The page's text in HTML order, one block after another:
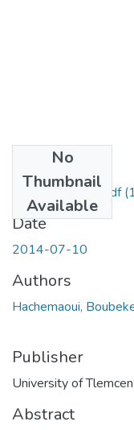
No
Thumbnail
Available
HACHEMAOUI.pdf
Date
2014-07-10
Authors
Hachemaoui,
Publisher
University of Tlemcen
Abstract